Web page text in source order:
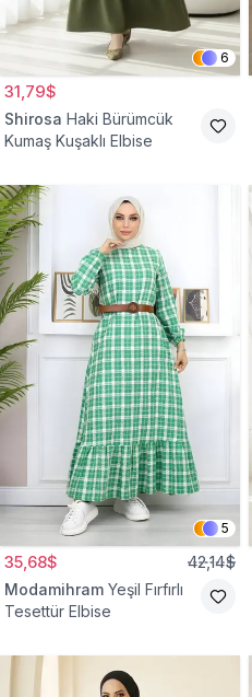
6
31,79$
Shirosa Haki Bürümcük
Kumaş Kuşaklı Elbise
5
35,68$ 42,14$
Modamihram Yeşil Fırfırlı
Tesettür Elbise